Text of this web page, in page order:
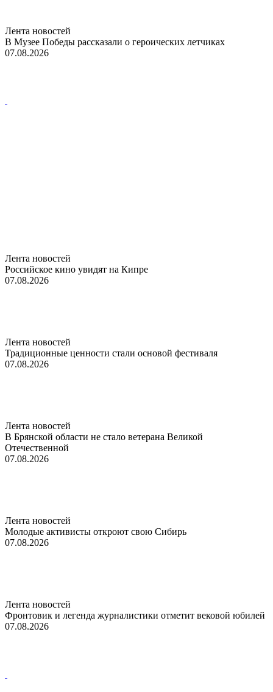
Лента новостей
В Музее Победы рассказали о героических летчиках
07.08.2026
Лента новостей
Российское кино увидят на Кипре
07.08.2026
Лента новостей
Традиционные ценности стали основой фестиваля
07.08.2026
Лента новостей
В Брянской области не стало ветерана Великой
Отечественной
07.08.2026
Лента новостей
Молодые активисты откроют свою Сибирь
07.08.2026
Лента новостей
Фронтовик и легенда журналистики отметит вековой юбилей
07.08.2026